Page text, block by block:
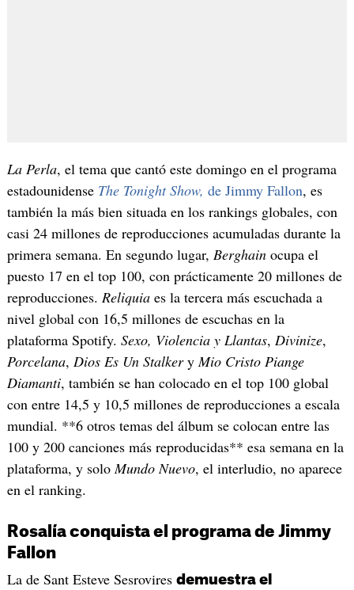
La Perla, el tema que cantó este domingo en el programa
estadounidense The Tonight Show, de Jimmy Fallon, es
también la más bien situada en los rankings globales, con
casi 24 millones de reproducciones acumuladas durante la
primera semana. En segundo lugar, Berghainocupa el
puesto 17 en el top 100, con prácticamente 20 millones de
reproducciones. Reliquiaes la tercera más escuchada a
nivel global con 16,5 millones de escuchas en la
plataforma Spotify. Sexo, Violencia y Llantas, Divinize,
Porcelana, Dios Es Un StalkeryMio Cristo Piange
Diamanti, también se han colocado en el top 100 global
con entre 14,5 y 10,5 millones de reproducciones a escala
mundial. **6 otros temas del álbum se colocan entre las
100 y 200 canciones más reproducidas** esa semana en la
plataforma, y soloMundo Nuevo, el interludio, no aparece
en el ranking.
Rosalía conquista el programa de Jimmy
Fallon
La de Sant Esteve Sesrovires demuestra el